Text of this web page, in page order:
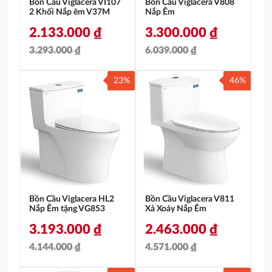
Bồn Cầu Viglacera VI107
2 Khối Nắp êm V37M
3.293.000₫
gốc
là:
3.293.000 ₫.
2.133.000 ₫
hiện
tại
là:
2.133.000 ₫.
Bồn Cầu Viglacera V808
Nắp Êm
6.039.000₫
gốc
6.039.000 ₫.
3.300.000 ₫
hiện
là:
Bồn Cầu Viglacera HL2
Nắp Êm tặng VG853
4.144.000₫
3.193.000 ₫
23%
Bồn Cầu Viglacera V811
Xả Xoáy Nắp Êm
4.571.000₫
2.463.000 ₫
46%